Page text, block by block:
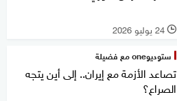
l 24 يوليو 2026
ستوديوone مع فضيلة
تصاعد الأزمة مع إيران.. إلى أين يتجه
الصراع؟